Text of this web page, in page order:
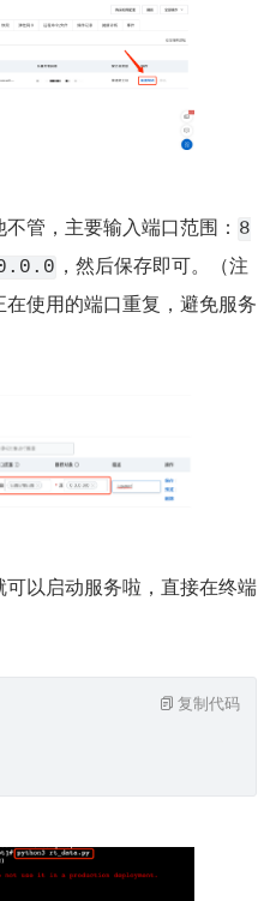
管，主要输入端口范围： 8
，然后保存即可。（注
使用的端口重复，避免服务
以启动服务啦，直接在终端
复制代码